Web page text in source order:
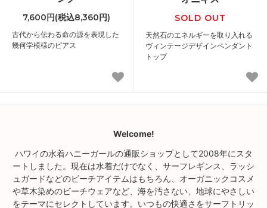
7,600円(税込8,360円)
古代から伝わる命の源を表現した
幾何学模様のピアス
SOLD OUT
天然石のエネルギーを取り入れる
ヴィンテージデザインペンダント
トップ
Welcome!
ハワイの水着ハニーガールの通販ショップとして2008年にスタ
ートしました。現在は水着だけでなく、サーフレギンス、ラッシ
ュガードなどのビーチアイテムはもちろん、オーガニックコスメ
や草木染めのビーチウェアなど、海を汚さない、地球にやさしい
をテーマにセレクトしています。いつもの快適さをサーフトリッ